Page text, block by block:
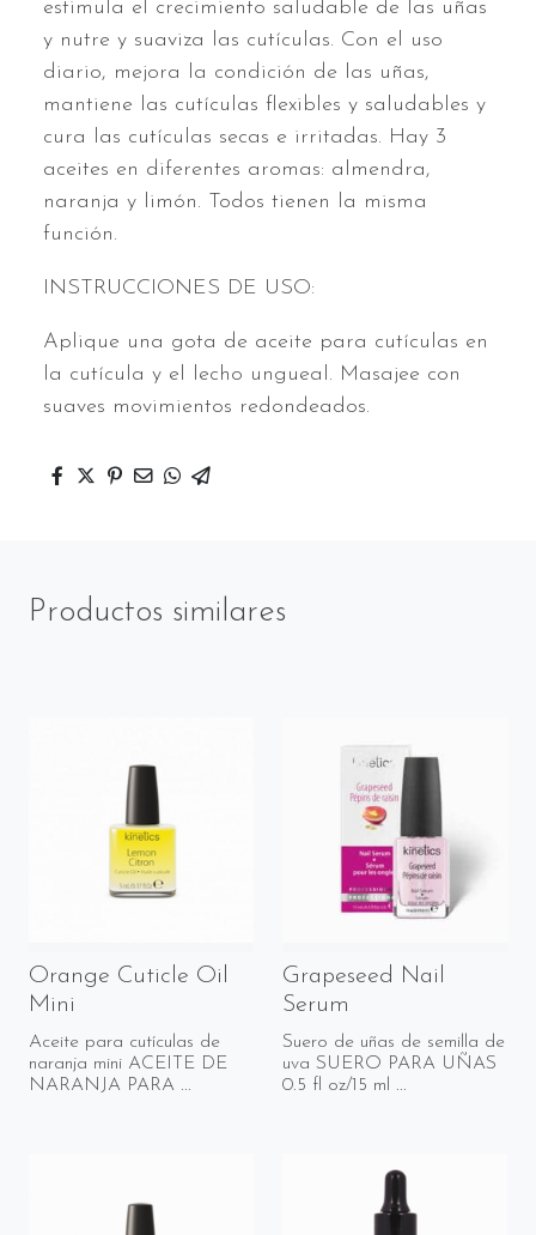
estimula el crecimiento saludable de las uñas
y nutre y suaviza las cutículas. Con el uso
diario, mejora la condición de las uñas,
mantiene las cutículas flexibles y saludables y
cura las cutículas secas e irritadas. Hay 3
aceites en diferentes aromas: almendra,
naranja y limón. Todos tienen la misma
función.
INSTRUCCIONES DE USO:
Aplique una gota de aceite para cutículas en
la cutícula y el lecho ungueal. Masajee con
suaves movimientos redondeados.
Productos similares
Orange Cuticle Oil
Mini
Aceite para cutículas de
naranja mini ACEITE DE
NARANJA PARA ...
Grapeseed Nail
Serum
Suero de uñas de semilla de
uva SUERO PARA UÑAS
0.5 fl oz/15 ml ...